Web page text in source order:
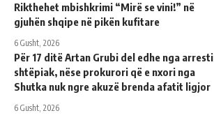
Rikthehet mbishkrimi “Mirë se vini!” në
gjuhën shqipe në pikën kufitare
6 Gusht, 2026
Për 17 ditë Artan Grubi del edhe nga arresti
shtëpiak, nëse prokurori që e nxori nga
Shutka nuk ngre akuzë brenda afatit ligjor
6 Gusht, 2026